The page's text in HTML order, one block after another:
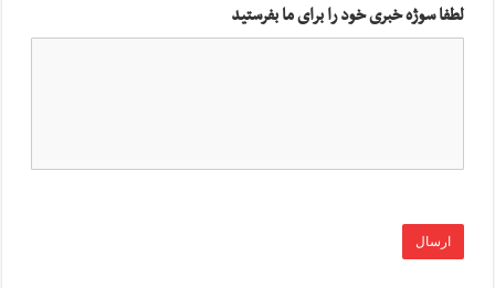
لطفا سوژه خبری خود را برای ما بفرستید